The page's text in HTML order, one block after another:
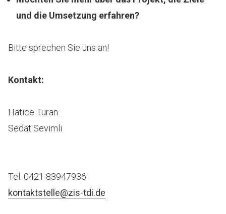
und die Umsetzung erfahren?
Bitte sprechen Sie uns an!
Kontakt:
Hatice Turan
Sedat Sevimli
Tel. 0421 83947936
kontaktstelle@zis-tdi.de